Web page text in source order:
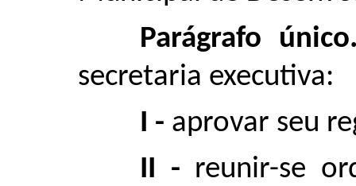
Parágrafo
secretaria executiva:
I - aprovar seu
II - reunir-se